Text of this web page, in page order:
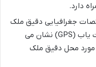
دارد.
جغرافیایی دقیق ملک
را بر اساس سیستم جهانی موقعیت یاب (GPS) نشان می
مورد محل دقیق ملک